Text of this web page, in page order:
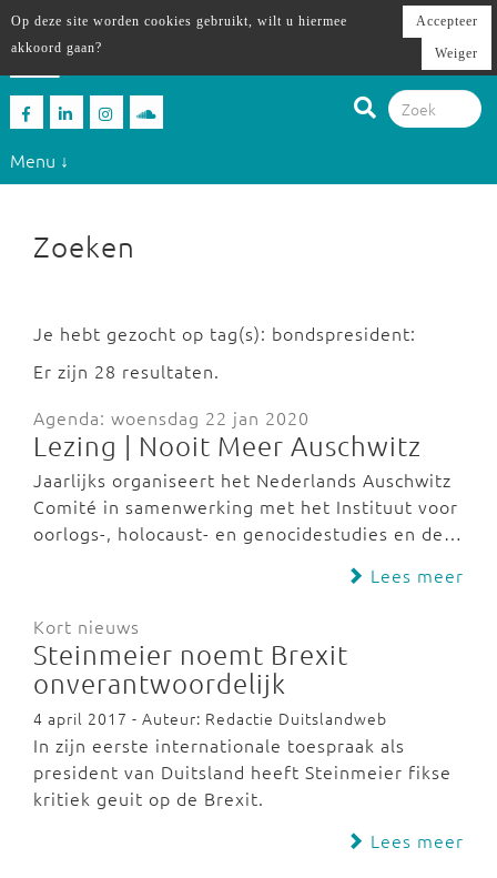
Menu ↓
Zoeken
Je hebt gezocht op tag(s): bondspresident:
Er zijn 28 resultaten.
Agenda: woensdag 22 jan 2020
Lezing | Nooit Meer Auschwitz
Jaarlijks organiseert het Nederlands Auschwitz
Comité in samenwerking met het Instituut voor
oorlogs-, holocaust- en genocidestudies en de…
Lees meer
Kort nieuws
Steinmeier noemt Brexit
onverantwoordelijk
4 april 2017 - Auteur: Redactie Duitslandweb
In zijn eerste internationale toespraak als
president van Duitsland heeft Steinmeier fikse
kritiek geuit op de Brexit.
Lees meer
Op deze site worden cookies gebruikt, wilt u hiermee
akkoord gaan?
Accepteer
Weiger